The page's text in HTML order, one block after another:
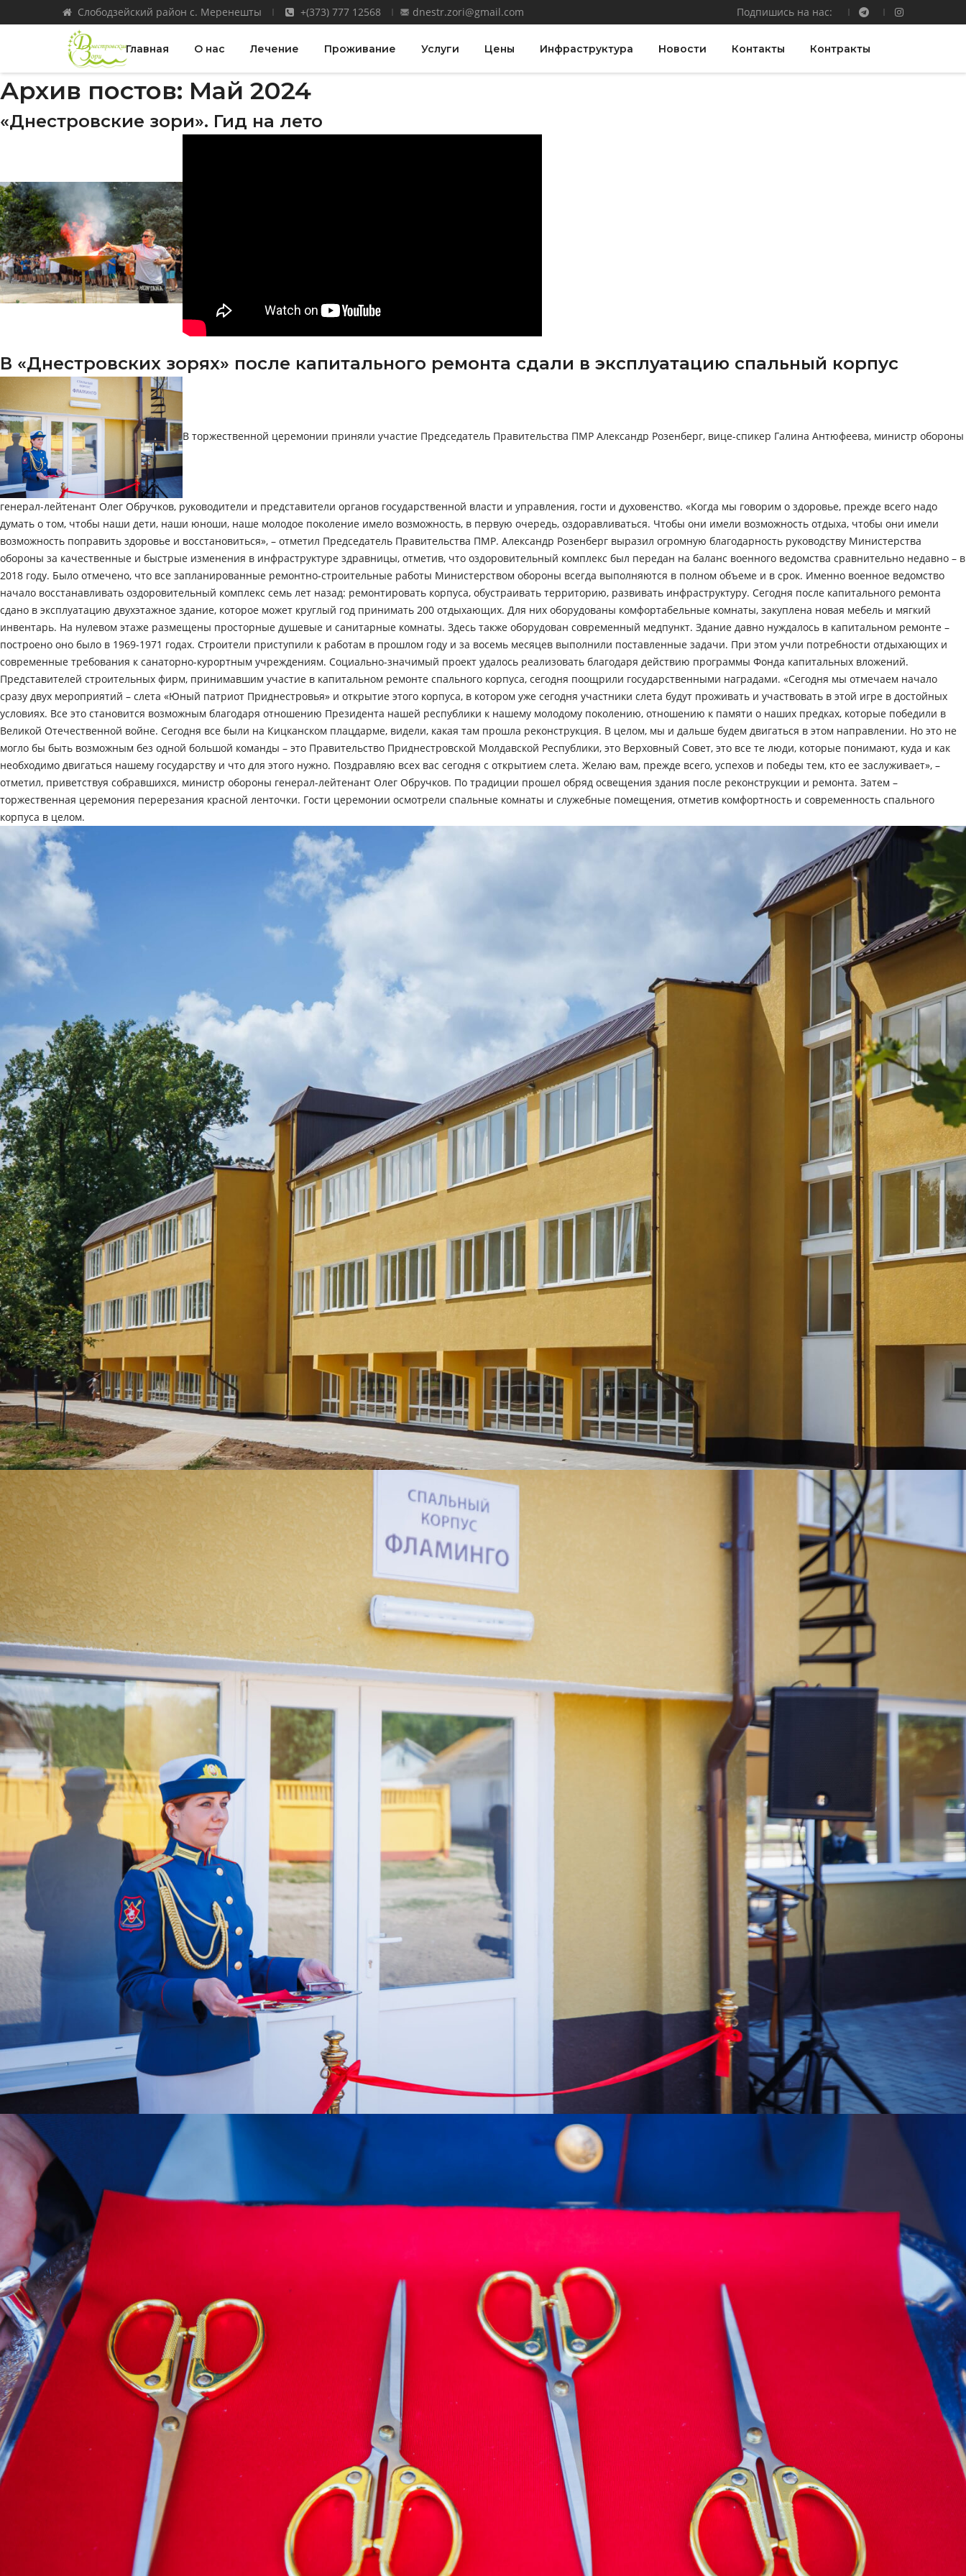
Слободзейский район с. Меренешты +(373) 777 12568 dnestr.zori@gmail.com Подпишись на нас:
Главная О нас Лечение Проживание Услуги Цены Инфраструктура Новости Контакты Контракты
Архив постов: Май 2024
«Днестровские зори». Гид на лето
В «Днестровских зорях» после капитального ремонта сдали в эксплуатацию спальный корпус
В торжественной церемонии приняли участие Председатель Правительства ПМР Александр Розенберг, вице-спикер Галина Антюфеева, министр обороны
генерал-лейтенант Олег Обручков, руководители и представители органов государственной власти и управления, гости и духовенство. «Когда мы говорим о здоровье, прежде всего надо
думать о том, чтобы наши дети, наши юноши, наше молодое поколение имело возможность, в первую очередь, оздоравливаться. Чтобы они имели возможность отдыха, чтобы они имели
возможность поправить здоровье и восстановиться», – отметил Председатель Правительства ПМР. Александр Розенберг выразил огромную благодарность руководству Министерства
обороны за качественные и быстрые изменения в инфраструктуре здравницы, отметив, что оздоровительный комплекс был передан на баланс военного ведомства сравнительно недавно – в
2018 году. Было отмечено, что все запланированные ремонтно-строительные работы Министерством обороны всегда выполняются в полном объеме и в срок. Именно военное ведомство
начало восстанавливать оздоровительный комплекс семь лет назад: ремонтировать корпуса, обустраивать территорию, развивать инфраструктуру. Сегодня после капитального ремонта
сдано в эксплуатацию двухэтажное здание, которое может круглый год принимать 200 отдыхающих. Для них оборудованы комфортабельные комнаты, закуплена новая мебель и мягкий
инвентарь. На нулевом этаже размещены просторные душевые и санитарные комнаты. Здесь также оборудован современный медпункт. Здание давно нуждалось в капитальном ремонте –
построено оно было в 1969-1971 годах. Строители приступили к работам в прошлом году и за восемь месяцев выполнили поставленные задачи. При этом учли потребности отдыхающих и
современные требования к санаторно-курортным учреждениям. Социально-значимый проект удалось реализовать благодаря действию программы Фонда капитальных вложений.
Представителей строительных фирм, принимавшим участие в капитальном ремонте спального корпуса, сегодня поощрили государственными наградами. «Сегодня мы отмечаем начало
сразу двух мероприятий – слета «Юный патриот Приднестровья» и открытие этого корпуса, в котором уже сегодня участники слета будут проживать и участвовать в этой игре в достойных
условиях. Все это становится возможным благодаря отношению Президента нашей республики к нашему молодому поколению, отношению к памяти о наших предках, которые победили в
Великой Отечественной войне. Сегодня все были на Кицканском плацдарме, видели, какая там прошла реконструкция. В целом, мы и дальше будем двигаться в этом направлении. Но это не
могло бы быть возможным без одной большой команды – это Правительство Приднестровской Молдавской Республики, это Верховный Совет, это все те люди, которые понимают, куда и как
необходимо двигаться нашему государству и что для этого нужно. Поздравляю всех вас сегодня с открытием слета. Желаю вам, прежде всего, успехов и победы тем, кто ее заслуживает», –
отметил, приветствуя собравшихся, министр обороны генерал-лейтенант Олег Обручков. По традиции прошел обряд освещения здания после реконструкции и ремонта. Затем –
торжественная церемония перерезания красной ленточки. Гости церемонии осмотрели спальные комнаты и служебные помещения, отметив комфортность и современность спального
корпуса в целом.